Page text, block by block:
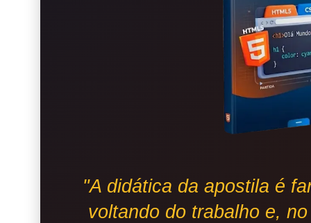
"A didática da apostila é
voltando do trabalho e,